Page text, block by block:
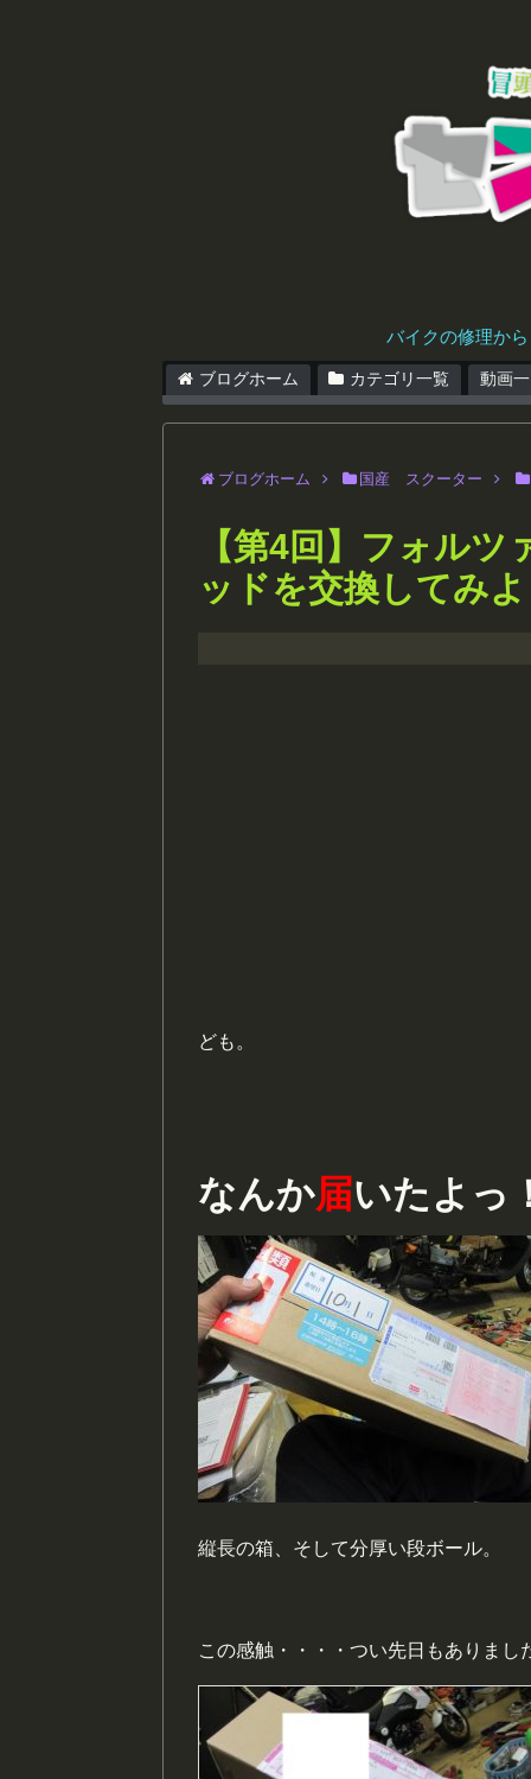
バイクの修理か
ブログホーム カテゴリ一覧 動画
ブログホーム 国産 スクーター
【第4回】フォル
ッドを交換してみ
ども。
なんか届いたよっ
縦長の箱、そして分厚い段ボール。
この感触・・・・つい先日もありまし